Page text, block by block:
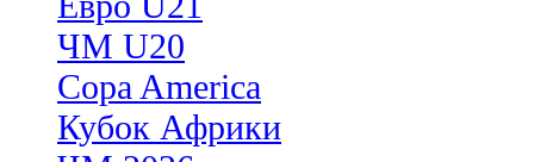
ЧМ U20
Copa America
Кубок Африки